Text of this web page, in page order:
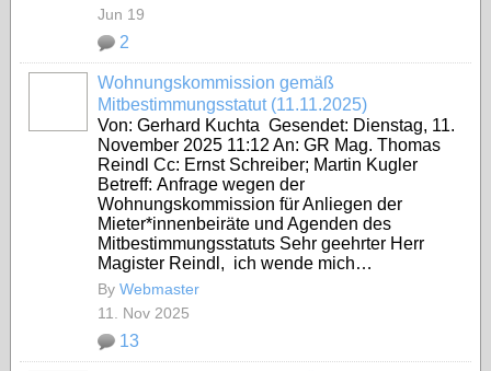
Jun 19
2
Wohnungskommission gemäß
Mitbestimmungsstatut (11.11.2025)
Von: Gerhard Kuchta Gesendet: Dienstag, 11.
November 2025 11:12 An: GR Mag. Thomas
Reindl Cc: Ernst Schreiber; Martin Kugler
Betreff: Anfrage wegen der
Wohnungskommission für Anliegen der
Mieter*innenbeiräte und Agenden des
Mitbestimmungsstatuts Sehr geehrter Herr
Magister Reindl, ich wende mich…
By Webmaster
11. Nov 2025
13